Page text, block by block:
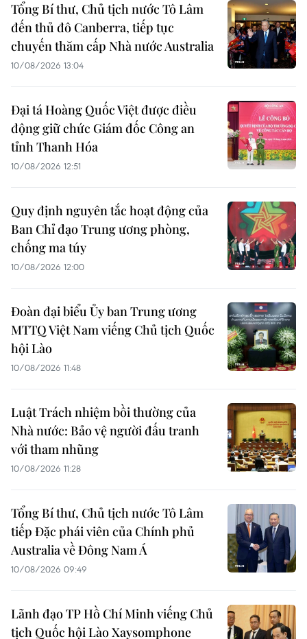
Tổng Bí thư, Chủ tịch nước Tô Lâm
đến thủ đô Canberra, tiếp tục
chuyến thăm cấp Nhà nước Australia
10/08/2026 13:04
Đại tá Hoàng Quốc Việt được điều
động giữ chức Giám đốc Công an
tỉnh Thanh Hóa
10/08/2026 12:51
Quy định nguyên tắc hoạt động của
Ban Chỉ đạo Trung ương phòng,
chống ma túy
10/08/2026 12:00
Đoàn đại biểu Ủy ban Trung ương
MTTQ Việt Nam viếng Chủ tịch Quốc
hội Lào
10/08/2026 11:48
Luật Trách nhiệm bồi thường của
Nhà nước: Bảo vệ người đấu tranh
với tham nhũng
10/08/2026 11:28
Tổng Bí thư, Chủ tịch nước Tô Lâm
tiếp Đặc phái viên của Chính phủ
Australia về Đông Nam Á
10/08/2026 09:49
Lãnh đạo TP Hồ Chí Minh viếng Chủ
tịch Quốc hội Lào Xaysomphone